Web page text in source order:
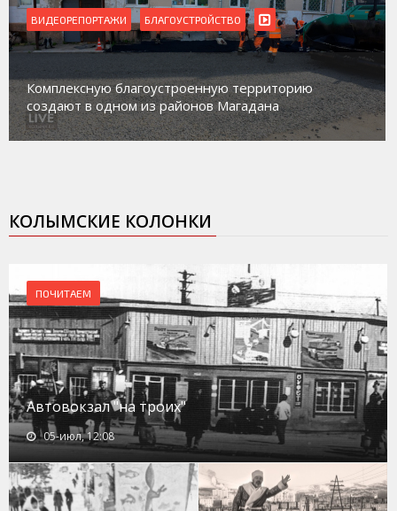
ВИДЕОРЕПОРТАЖИ
Магадан присоединился к
работе с несовершеннолетними из
социального риска «Переправа»
КОЛЫМСКИЕ КОЛОНКИ
ПОЧИТАЕМ
Автовокзал "на троих"
05-июл, 12:08